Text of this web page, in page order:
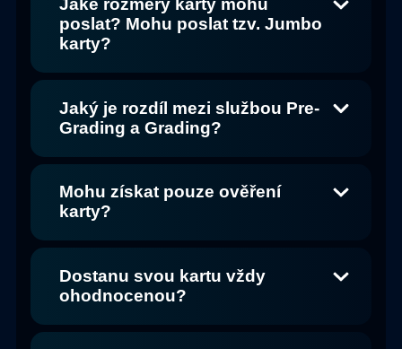
Jaké rozměry karty mohu
poslat? Mohu poslat tzv. Jumbo
karty?
Jaký je rozdíl mezi službou Pre-
Grading a Grading?
Mohu získat pouze ověření
karty?
Dostanu svou kartu vždy
ohodnocenou?